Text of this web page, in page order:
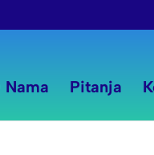
Nama Pitanja